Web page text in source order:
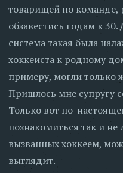
товарищей по команде,
обзавестись годам к
система такая была
хоккеиста к родному
примеру, могли только
Пришлось мне супругу
Только вот по-
познакомиться так и не
вызванных хоккеем,
выглядит.